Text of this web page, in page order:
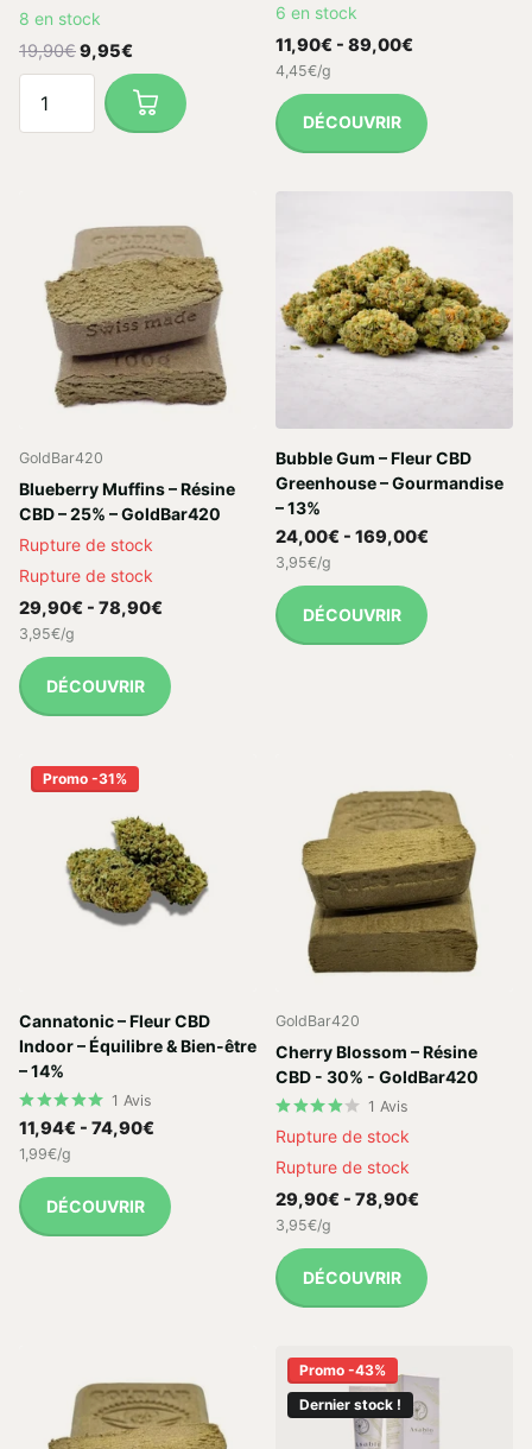
8 en stock
19,90€9,95€
6 en stock
11,90€ - 89,00€
4,45€/g
DÉCOUVRIR
GoldBar420
Blueberry Muffins – Résine
CBD – 25% – GoldBar420
Rupture de stock
Rupture de stock
29,90€ - 78,90€
3,95€/g
DÉCOUVRIR
Bubble Gum – Fleur CBD
Greenhouse – Gourmandise
– 13%
24,00€ - 169,00€
3,95€/g
DÉCOUVRIR
Promo -31%
Cannatonic – Fleur CBD
Indoor – Équilibre & Bien-être
– 14%
1 Avis
11,94€ - 74,90€
1,99€/g
DÉCOUVRIR
GoldBar420
Cherry Blossom – Résine
CBD - 30% - GoldBar420
1 Avis
Rupture de stock
Rupture de stock
29,90€ - 78,90€
3,95€/g
DÉCOUVRIR
Promo -43%
Dernier stock !